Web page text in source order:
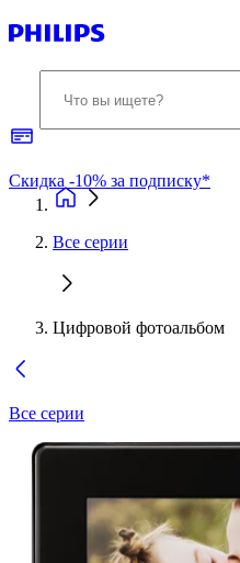
Скидка -10% за подписку*
Все серии
Цифровой фотоальбом
Все серии